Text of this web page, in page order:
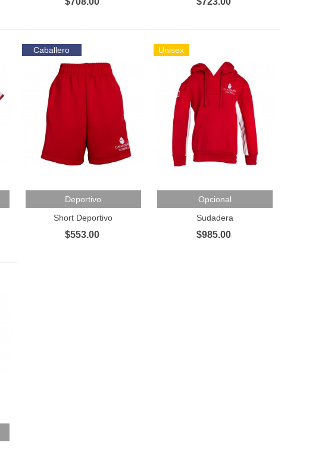
Caballero
Añadir Al Carrito
Deportivo
Short Deportivo
$553.00
Unisex
Añadir Al Carrito
Opcional
Sudadera
$985.00